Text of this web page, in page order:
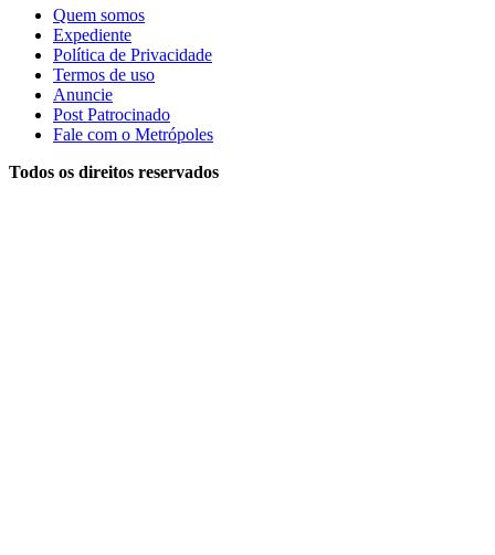
Quem somos
Expediente
Política de Privacidade
Termos de uso
Anuncie
Post Patrocinado
Fale com o Metrópoles
Todos os direitos reservados